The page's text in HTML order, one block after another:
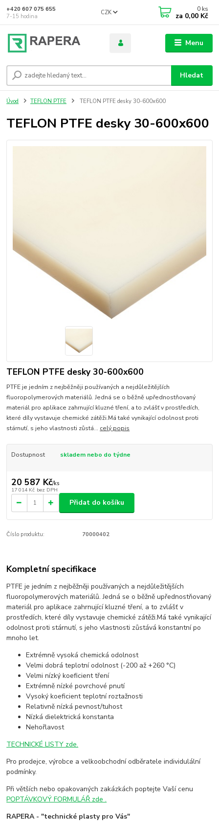
Menu
CZK
Hledat
+420 607 075 655
7-15 hodina
0 ks
za 0,00 Kč
Úvod TEFLON PTFE TEFLON PTFE desky 30-600x600
TEFLON PTFE desky 30-600x600
TEFLON PTFE desky 30-600x600
PTFE je jedním z nejběžněji používaných a nejdůležitějších
fluoropolymerových materiálů. Jedná se o běžně upřednostňovaný
materiál pro aplikace zahrnující kluzné tření, a to zvlášť v prostředích,
které díly vystavuje chemické zátěži.Má také vynikající odolnost proti
stárnutí, s jeho vlastnosti zůstá... celý popis
Dostupnost skladem nebo do týdne
20 587 Kč/ks
17 014 Kč bez DPH
Přidat do košíku
Číslo produktu: 70000402
Kompletní specifikace
PTFE je jedním z nejběžněji používaných a nejdůležitějších
fluoropolymerových materiálů. Jedná se o běžně upřednostňovaný
materiál pro aplikace zahrnující kluzné tření, a to zvlášť v
prostředích, které díly vystavuje chemické zátěži.Má také vynikající
odolnost proti stárnutí, s jeho vlastnosti zůstává konstantní po
mnoho let.
Extrémně vysoká chemická odolnost
Velmi dobrá teplotní odolnost (-200 až +260 °C)
Velmi nízký koeficient tření
Extrémně nízké povrchové pnutí
Vysoký koeficient teplotní roztažnosti
Relativně nízká pevnost/tuhost
Nízká dielektrická konstanta
Nehořlavost
TECHNICKÉ LISTY zde.
Pro prodejce, výrobce a velkoobchodní odběratele individulální
podmínky.
Při větších nebo opakovaných zakázkách poptejte Vaší cenu
POPTÁVKOVÝ FORMULÁŘ zde .
RAPERA - "technické plasty pro Vás"